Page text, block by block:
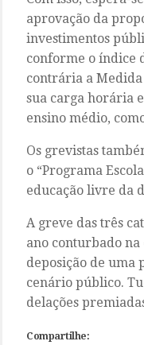
aprovação da
investimentos
conforme o índice
contrária a
sua carga horária
ensino médio,
Os grevistas
o “Programa
educação livre da
A greve das três
ano conturbado
deposição de uma
cenário público.
delações
Compartilhe: